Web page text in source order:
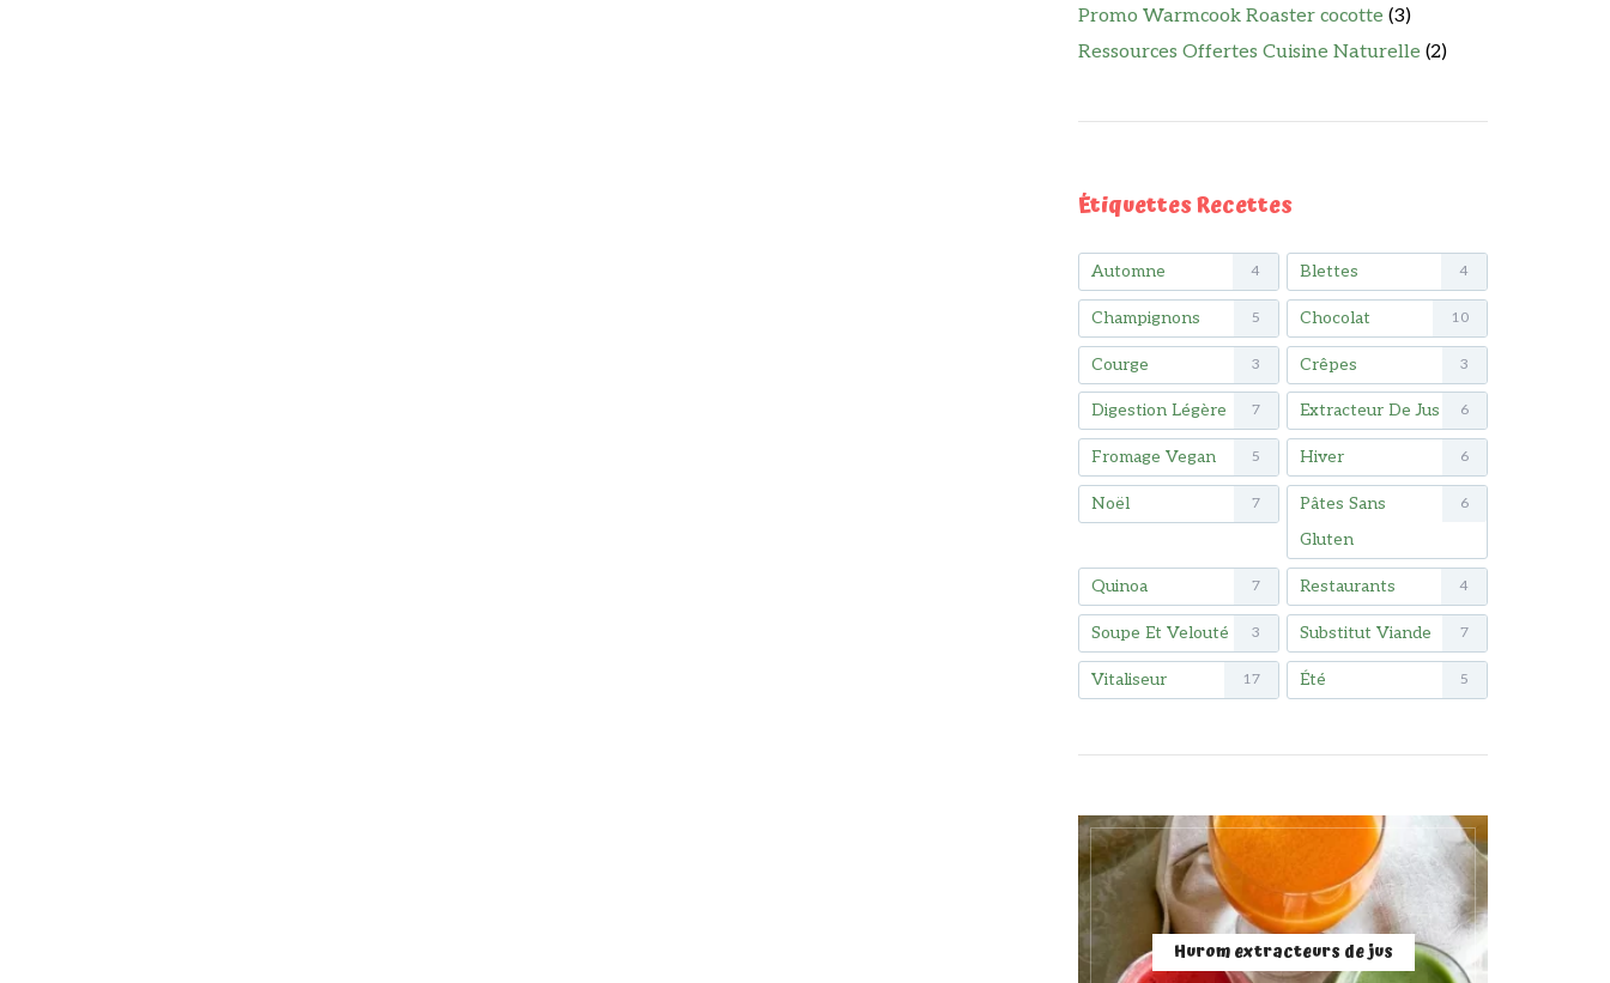
Promo Warmcook Roaster cocotte (3)
Ressources Offertes Cuisine Naturelle (2)
Étiquettes Recettes
Automne 4 Blettes 4
Champignons 5 Chocolat 10
Courge 3 Crêpes 3
Digestion Légère 7 Extracteur De Jus 6
Fromage Vegan 5 Hiver 6
Noël 7
Pâtes Sans
Gluten
6
Quinoa 7 Restaurants 4
Soupe Et Velouté 3 Substitut Viande 7
Vitaliseur 17 Été 5
Hurom extracteurs de jus